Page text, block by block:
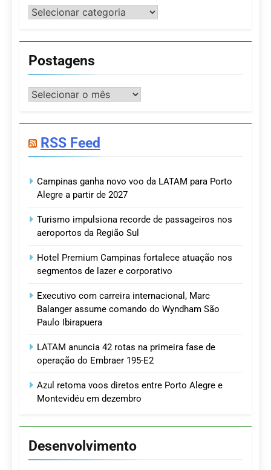
Categorias
Postagens
Postagens
RSS Feed
Campinas ganha novo voo da LATAM para Porto
Alegre a partir de 2027
Turismo impulsiona recorde de passageiros nos
aeroportos da Região Sul
Hotel Premium Campinas fortalece atuação nos
segmentos de lazer e corporativo
Executivo com carreira internacional, Marc
Balanger assume comando do Wyndham São
Paulo Ibirapuera
LATAM anuncia 42 rotas na primeira fase de
operação do Embraer 195-E2
Azul retoma voos diretos entre Porto Alegre e
Montevidéu em dezembro
Desenvolvimento